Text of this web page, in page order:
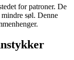
for patroner. De
søl. Denne